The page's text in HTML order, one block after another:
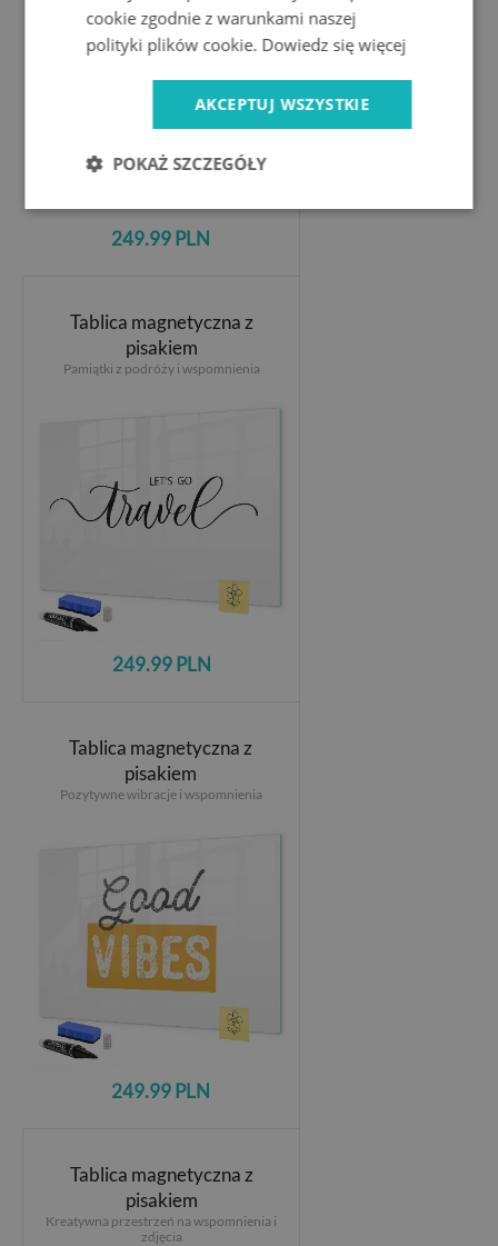
249.99 PLN
Tablica magnetyczna z
pisakiem
Pamiątki z podróży i wspomnienia
249.99 PLN
Tablica magnetyczna z
pisakiem
Pozytywne wibracje i wspomnienia
249.99 PLN
Tablica magnetyczna z
pisakiem
Kreatywna przestrzeń na wspomnienia i
zdjęcia
cookie zgodnie z warunkami naszej
polityki plików cookie. Dowiedz się więcej
AKCEPTUJ WSZYSTKIE
POKAŻ SZCZEGÓŁY